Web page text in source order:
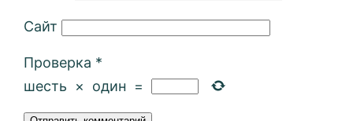
Сайт
Проверка *
шесть
× один =